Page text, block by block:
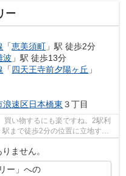
ー
「恵美須町 」駅 徒歩2分
波 」駅 徒歩13分
「四天王寺前夕陽ヶ丘 」
浪速区日本橋東 ３丁目
い物するにも楽ですね。2駅利
まで徒歩2分の位置に立地す
ません。
ー」への